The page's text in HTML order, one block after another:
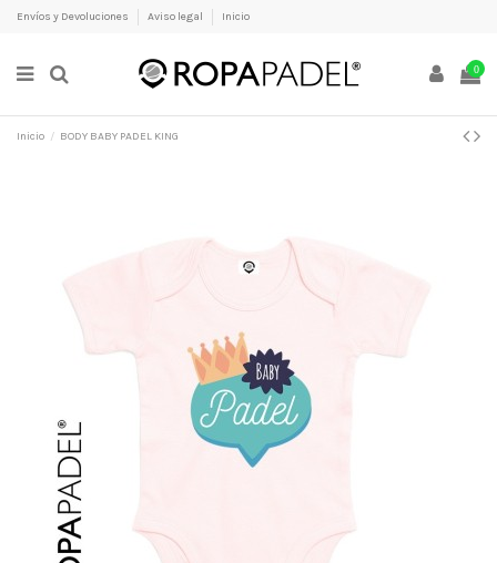
Envíos y Devoluciones Aviso legal Inicio
0
Inicio BODY BABY PADEL KING